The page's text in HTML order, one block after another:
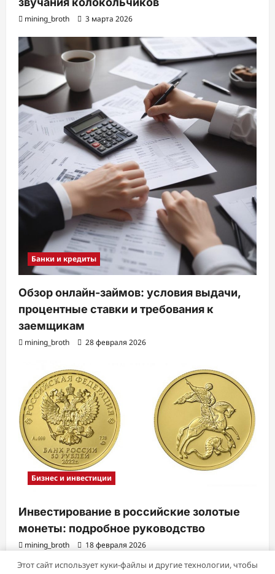
mining_broth 3 марта 2026
Банки и кредиты
Обзор онлайн-займов: условия выдачи,
процентные ставки и требования к
заемщикам
mining_broth 28 февраля 2026
Бизнес и инвестиции
Инвестирование в российские золотые
монеты: подробное руководство
mining_broth 18 февраля 2026
Этот сайт использует куки-файлы и другие технологии, чтобы